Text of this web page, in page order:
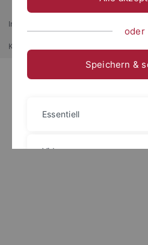
Impressum
Kurz-Link
oder
Speichern &
Essentiell
Videos